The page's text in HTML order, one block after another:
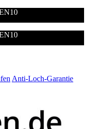
Anti-Loch-Garantie